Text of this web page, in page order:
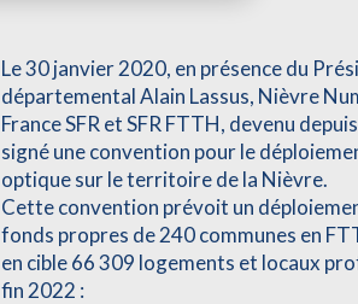
Le 30 janvier 2020, en présence du
départemental Alain Lassus, Nièvre
France SFR et SFR FTTH, devenu
signé une convention pour le
optique sur le territoire de la Nièvre.
Cette convention prévoit un
fonds propres de 240 communes en
en cible 66 309 logements et locaux
fin 2022 :